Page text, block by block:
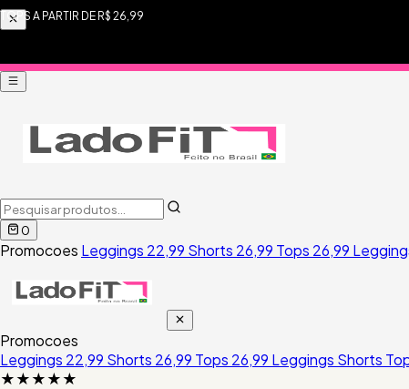
SHORTS A PARTIR DE R$ 26,99
0
Promocoes Leggings 22,99 Shorts 26,99 Tops 26,99
Promocoes
Leggings 22,99 Shorts 26,99 Tops 26,99 Leggings Shorts
★★★★★